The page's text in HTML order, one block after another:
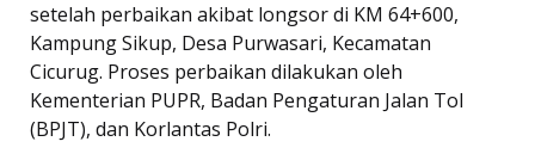
setelah perbaikan akibat longsor di KM 64+600,
Kampung Sikup, Desa Purwasari, Kecamatan
Cicurug. Proses perbaikan dilakukan oleh
Kementerian PUPR, Badan Pengaturan Jalan Tol
(BPJT), dan Korlantas Polri.